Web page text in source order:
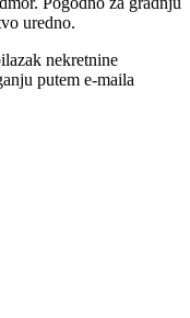
uredno.
nekretnine
putem e-maila